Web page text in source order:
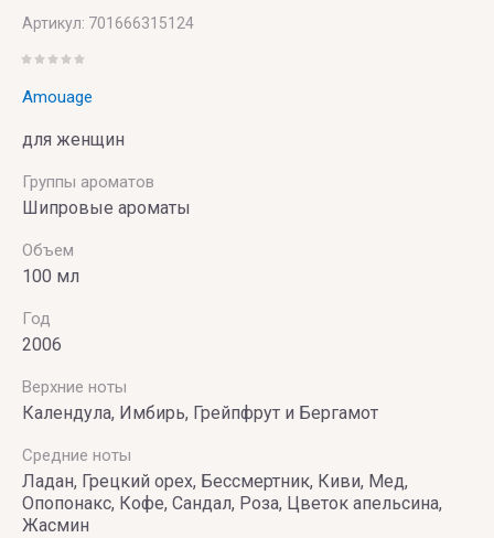
Артикул: 701666315124
Amouage
для женщин
Группы ароматов
Шипровые ароматы
Объем
100 мл
Год
2006
Верхние ноты
Календула, Имбирь, Грейпфрут и Бергамот
Средние ноты
Ладан, Грецкий орех, Бессмертник, Киви, Мед,
Опопонакс, Кофе, Сандал, Роза, Цветок апельсина,
Жасмин
Vince